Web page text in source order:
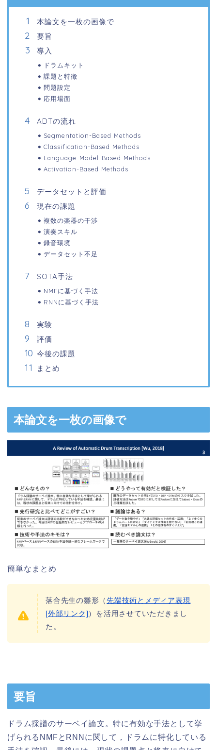
本論文を一枚の画像で
要旨
導入
ドラムキット
課題と特徴
問題設定
応用場面
ADTの流れ
Segmentation-Based Methods
Classification-Based Methods
Language-Model-Based Methods
Activation-Based Methods
データセットと評価
現在の課題
複数の楽器の干渉
演奏スキル
録音環境
データセット不足
SOTA手法
NMFに基づく手法
RNNに基づく手法
実験
評価
今後の課題
まとめ
本論文を一枚の画像で
簡単なまとめ
落合先生の雛形（ 先端技術とメディア表現
[外部リンク]）を活用させていただきまし
た。
要旨
ドラム採譜のサーベイ論文。特に有効な手法として挙
げられるNMFとRNNに関して，ドラムに特化している